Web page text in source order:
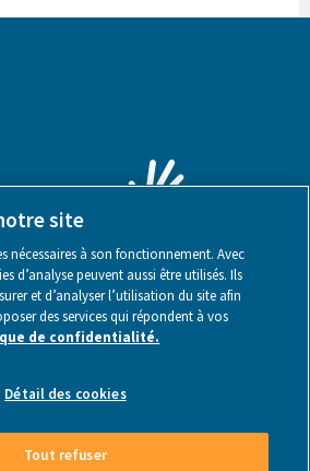
site
nécessaires à son fonctionnement. Avec
d’analyse peuvent aussi être utilisés. Ils
et d’analyser l’utilisation du site afin
des services qui répondent à vos
de confidentialité.
Détail des cookies
Tout refuser